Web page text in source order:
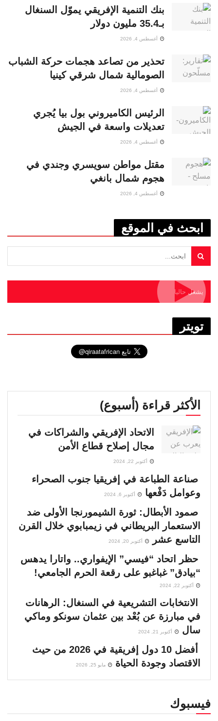
بنك التنمية الإفريقي يموّل السنغال
بـ35.4 مليون دولار
أغسطس 4, 2026
تحذير من تصاعد هجمات حركة الشباب
الصومالية شمال شرقي كينيا
أغسطس 4, 2026
الرئيس الكاميروني بول بيا يُجري
تعديلات واسعة في الجيش
أغسطس 4, 2026
مقتل مواطن سويسري وجندي في
هجوم شمال بانغي
أغسطس 4, 2026
ابحث في الموقع
يشغل حاليا
تويتر
الأكثر قراءة (أسبوع)
الاتحاد الإفريقي والشراكات في
مجال إصلاح قطاع الأمن
أكتوبر 22, 2024
صناعة الطباعة في إفريقيا جنوب الصحراء
وعوامل دَفْعها
أكتوبر 6, 2024
صمود الأبطال: ثورة الشيمورنجا الأولى ضد
الاستعمار البريطاني في زيمبابوي خلال القرن
التاسع عشر
أكتوبر 20, 2024
حظر اتحاد “فيسي” الإيفواري.. واتارا يدهس
“بيادق” غباغبو على رقعة الحرم الجامعي!
أكتوبر 22, 2024
الانتخابات التشريعية في السنغال: الرهانات
في مبارزة عن بُعْد بين عثمان سونكو وماكي
سال
أكتوبر 21, 2024
أفضل 10 دول إفريقية في 2026 من حيث
الاقتصاد وجودة الحياة
مايو 25, 2026
فيسبوك